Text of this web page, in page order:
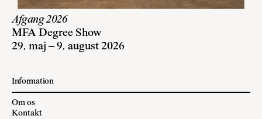
Afgang 2026
MFA Degree Show
29. maj – 9. august 2026
Information
Om os
Kontakt